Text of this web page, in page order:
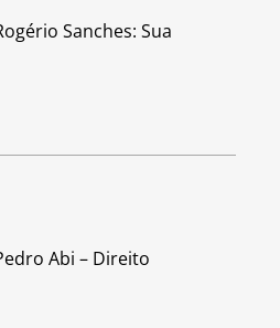
Sanches: Sua
Abi – Direito